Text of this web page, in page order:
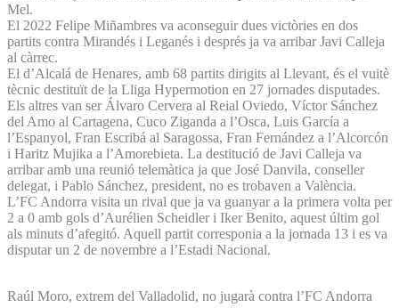
Mel.
El 2022 Felipe Miñambres va aconseguir dues victòries en dos
partits contra Mirandés i Leganés i després ja va arribar Javi Calleja
al càrrec.
El d’Alcalá de Henares, amb 68 partits dirigits al Llevant, és el vuitè
tècnic destituït de la Lliga Hypermotion en 27 jornades disputades.
Els altres van ser Álvaro Cervera al Reial Oviedo, Víctor Sánchez
del Amo al Cartagena, Cuco Ziganda a l’Osca, Luis García a
l’Espanyol, Fran Escribá al Saragossa, Fran Fernández a l’Alcorcón
i Haritz Mujika a l’Amorebieta. La destitució de Javi Calleja va
arribar amb una reunió telemàtica ja que José Danvila, conseller
delegat, i Pablo Sánchez, president, no es trobaven a València.
L’FC Andorra visita un rival que ja va guanyar a la primera volta per
2 a 0 amb gols d’Aurélien Scheidler i Iker Benito, aquest últim gol
als minuts d’afegitó. Aquell partit corresponia a la jornada 13 i es va
disputar un 2 de novembre a l’Estadi Nacional.
Raúl Moro, extrem del Valladolid, no jugarà contra l’FC Andorra